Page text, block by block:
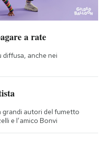
a rate
diffusa, anche nei
grandi autori del fumetto
e l’amico Bonvi